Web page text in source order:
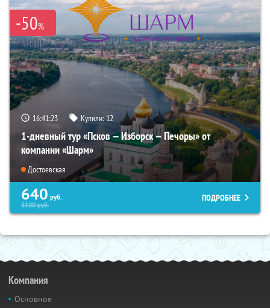
-50%
16:41:22 Купили:12
1-дневный тур «Псков — Изборск — Печоры» от
компании «Шарм»
Достоевская
640 руб.
5100руб.
ПОДРОБНЕЕ
Компания
Основное